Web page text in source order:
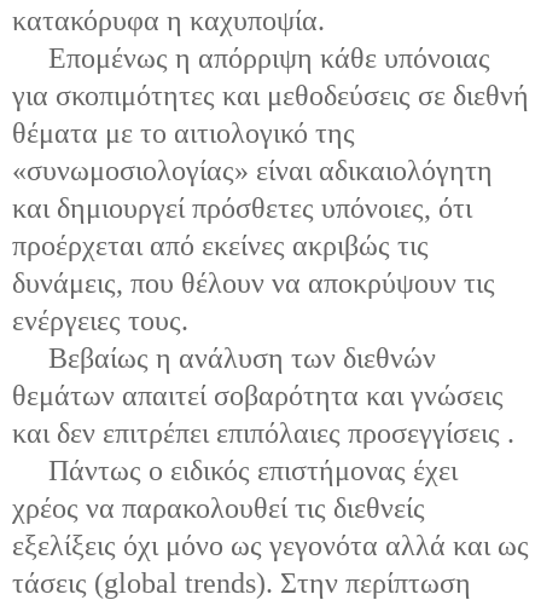
κατακόρυφα η καχυποψία.
Επομένως η απόρριψη κάθε υπόνοιας
για σκοπιμότητες και μεθοδεύσεις σε διεθνή
θέματα με το αιτιολογικό της
«συνωμοσιολογίας» είναι αδικαιολόγητη
και δημιουργεί πρόσθετες υπόνοιες, ότι
προέρχεται από εκείνες ακριβώς τις
δυνάμεις, που θέλουν να αποκρύψουν τις
ενέργειες τους.
Βεβαίως η ανάλυση των διεθνών
θεμάτων απαιτεί σοβαρότητα και γνώσεις
και δεν επιτρέπει επιπόλαιες προσεγγίσεις .
Πάντως ο ειδικός επιστήμονας έχει
χρέος να παρακολουθεί τις διεθνείς
εξελίξεις όχι μόνο ως γεγονότα αλλά και ως
τάσεις (global trends). Στην περίπτωση